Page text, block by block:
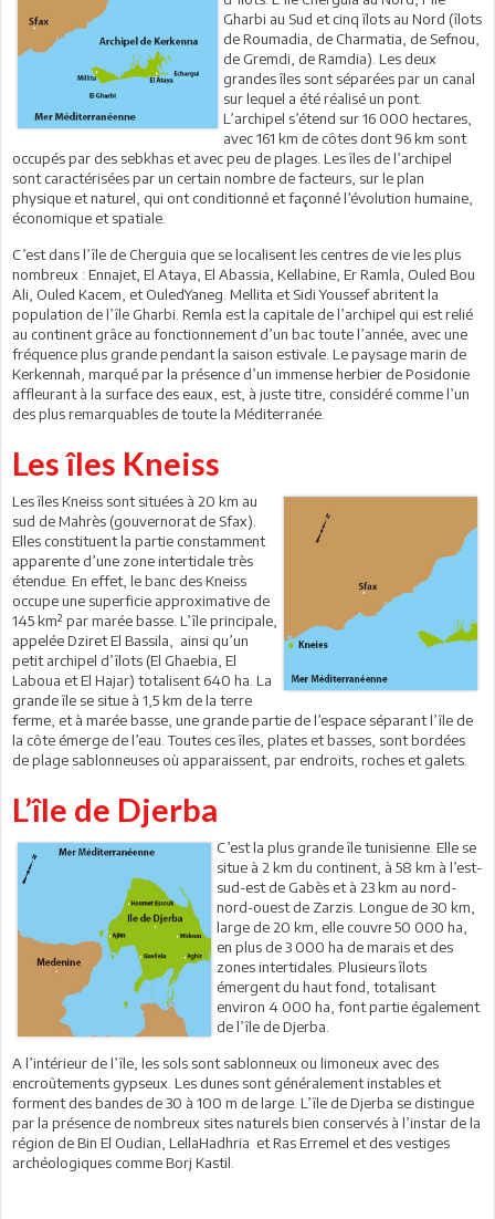
Gharbi au Sud et cinq îlots au Nord (îlots
de Roumadia, de Charmatia, de Sefnou,
de Gremdi, de Ramdia). Les deux
grandes îles sont séparées par un canal
sur lequel a été réalisé un pont.
L’archipel s’étend sur 16 000 hectares,
avec 161 km de côtes dont 96 km sont
occupés par des sebkhas et avec peu de plages. Les îles de l’archipel
sont caractérisées par un certain nombre de facteurs, sur le plan
physique et naturel, qui ont conditionné et façonné l’évolution humaine,
économique et spatiale.
C’est dans l’île de Cherguia que se localisent les centres de vie les plus
nombreux : Ennajet, El Ataya, El Abassia, Kellabine, Er Ramla, Ouled Bou
Ali, Ouled Kacem, et OuledYaneg. Mellita et Sidi Youssef abritent la
population de l’île Gharbi. Remla est la capitale de l’archipel qui est relié
au continent grâce au fonctionnement d’un bac toute l’année, avec une
fréquence plus grande pendant la saison estivale. Le paysage marin de
Kerkennah, marqué par la présence d’un immense herbier de Posidonie
affleurant à la surface des eaux, est, à juste titre, considéré comme l’un
des plus remarquables de toute la Méditerranée.
Les îles Kneiss
Les îles Kneiss sont situées à 20 km au
sud de Mahrès (gouvernorat de Sfax).
Elles constituent la partie constamment
apparente d’une zone intertidale très
étendue. En effet, le banc des Kneiss
occupe une superficie approximative de
145 km² par marée basse. L’île principale,
appelée Dziret El Bassila, ainsi qu’un
petit archipel d’îlots (El Ghaebia, El
Laboua et El Hajar) totalisent 640 ha. La
grande île se situe à 1,5 km de la terre
ferme, et à marée basse, une grande partie de l’espace séparant l’île de
la côte émerge de l’eau. Toutes ces îles, plates et basses, sont bordées
de plage sablonneuses où apparaissent, par endroits, roches et galets.
L’île de Djerba
C’est la plus grande île tunisienne. Elle se
situe à 2 km du continent, à 58 km à l’est-
sud-est de Gabès et à 23 km au nord-
nord-ouest de Zarzis. Longue de 30 km,
large de 20 km, elle couvre 50 000 ha,
en plus de 3 000 ha de marais et des
zones intertidales. Plusieurs îlots
émergent du haut fond, totalisant
environ 4 000 ha, font partie également
de l’île de Djerba.
A l’intérieur de l’île, les sols sont sablonneux ou limoneux avec des
encroûtements gypseux. Les dunes sont généralement instables et
forment des bandes de 30 à 100 m de large. L’île de Djerba se distingue
par la présence de nombreux sites naturels bien conservés à l’instar de la
région de Bin El Oudian, LellaHadhria et Ras Erremel et des vestiges
archéologiques comme Borj Kastil.